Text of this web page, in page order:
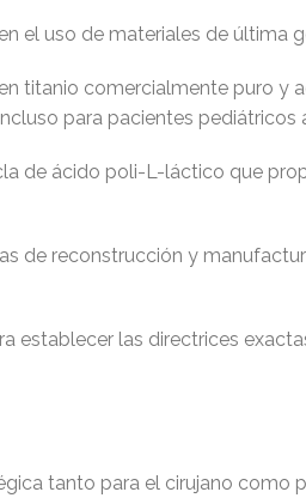
el uso de materiales de última
titanio comercialmente puro y
para pacientes pediátricos
de ácido poli-L-láctico que
de reconstrucción y
establecer las directrices
tanto para el cirujano como